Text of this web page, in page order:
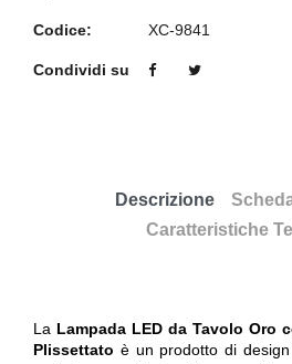
Codice: XC-9841
Condividi su
Descrizione
Caratteristiche
La Lampada LED da Tavolo Oro
Plissettato è un prodotto di